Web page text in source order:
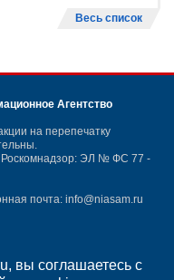
вы соглашаетесь с
Весь список
Агентство
на перепечатку
ЭЛ № ФС 77 -
почта: info@niasam.ru